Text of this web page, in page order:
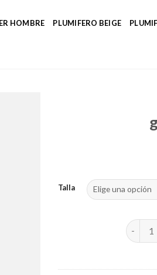
HOMBRE PLUMIFERO BEIGE
Talla
geox